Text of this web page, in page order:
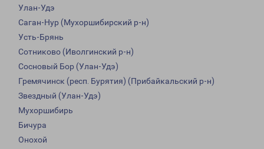
Улан-Удэ
Саган-Нур (Мухоршибирский р-н)
Усть-Брянь
Сотниково (Иволгинский р-н)
Сосновый Бор (Улан-Удэ)
Гремячинск (респ. Бурятия) (Прибайкальский р-н)
Звездный (Улан-Удэ)
Мухоршибирь
Бичура
Онохой